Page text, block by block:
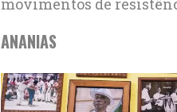
movimentos de
ANANIAS